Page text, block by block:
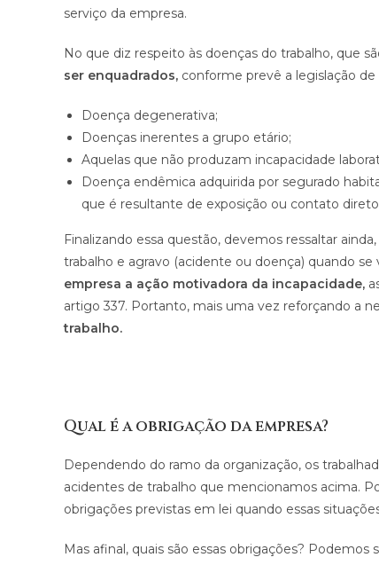
serviço da empresa.
No que diz respeito às doenças do trabalho, que
ser enquadrados, conforme prevê a legislação de
Doença degenerativa;
Doenças inerentes a grupo etário;
Aquelas que não produzam incapacidade
Doença endêmica adquirida por segurado
que é resultante de exposição ou contato
Finalizando essa questão, devemos ressaltar
trabalho e agravo (acidente ou doença) quando se
empresa a ação motivadora da incapacidade,
artigo 337. Portanto, mais uma vez reforçando a
trabalho.
Qual é a obrigação da empresa?
Dependendo do ramo da organização, os
acidentes de trabalho que mencionamos acima.
obrigações previstas em lei quando essas
Mas afinal, quais são essas obrigações? Podemos